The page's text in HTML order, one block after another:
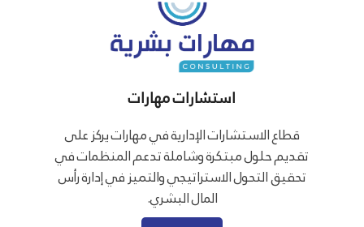
استشارات مهارات
قطاع الاستشارات الإدارية في مهارات يركز على
تقديم حلول مبتكرة وشاملة تدعم المنظمات في
تحقيق التحول الاستراتيجي والتميز في إدارة رأس
المال البشري.